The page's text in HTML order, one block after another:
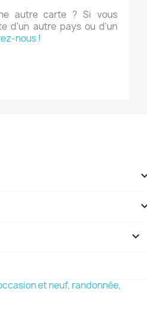
autre carte ? Si vous
d'un autre pays ou d'un
nous !

et neuf, randonnée,